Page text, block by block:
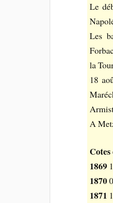
Le
Les
la
18
A
1869
1870
1871